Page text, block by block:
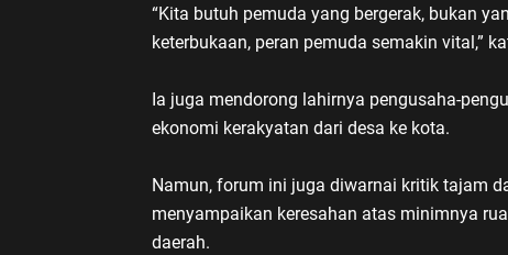
“Kita butuh pemuda yang bergerak, bukan
keterbukaan, peran pemuda semakin vital,”
Ia juga mendorong lahirnya pengusaha-
ekonomi kerakyatan dari desa ke kota.
Namun, forum ini juga diwarnai kritik tajam
menyampaikan keresahan atas minimnya
daerah.